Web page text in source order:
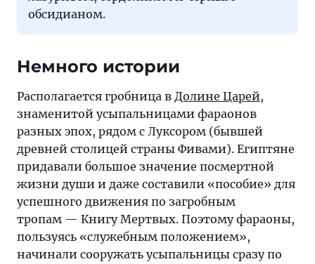
обсидианом.
Немного истории
Располагается гробница в Долине Царей,
знаменитой усыпальницами фараонов
разных эпох, рядом с Луксором (бывшей
древней столицей страны Фивами). Египтяне
придавали большое значение посмертной
жизни души и даже составили «пособие» для
успешного движения по загробным
тропам — Книгу Мертвых. Поэтому фараоны,
пользуясь «служебным положением»,
начинали сооружать усыпальницы сразу по